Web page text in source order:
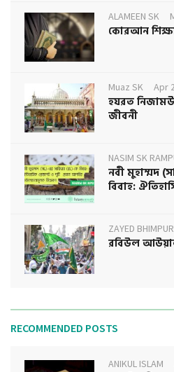
ALAMEEN SK
কোরআন
Muaz SK Apr
হযরত
জীবনী
NASIM SK
নবী মুহাম্মদ
বিবাহ:
ZAYED BHIMPUR
রবিউল
RECOMMENDED POSTS
ANIKUL ISLAM